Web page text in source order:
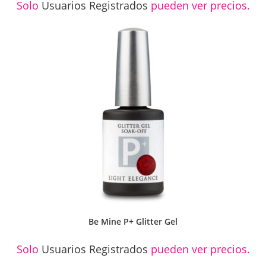
Solo Usuarios Registrados pueden ver precios.
Be Mine P+ Glitter Gel
Solo Usuarios Registrados pueden ver precios.